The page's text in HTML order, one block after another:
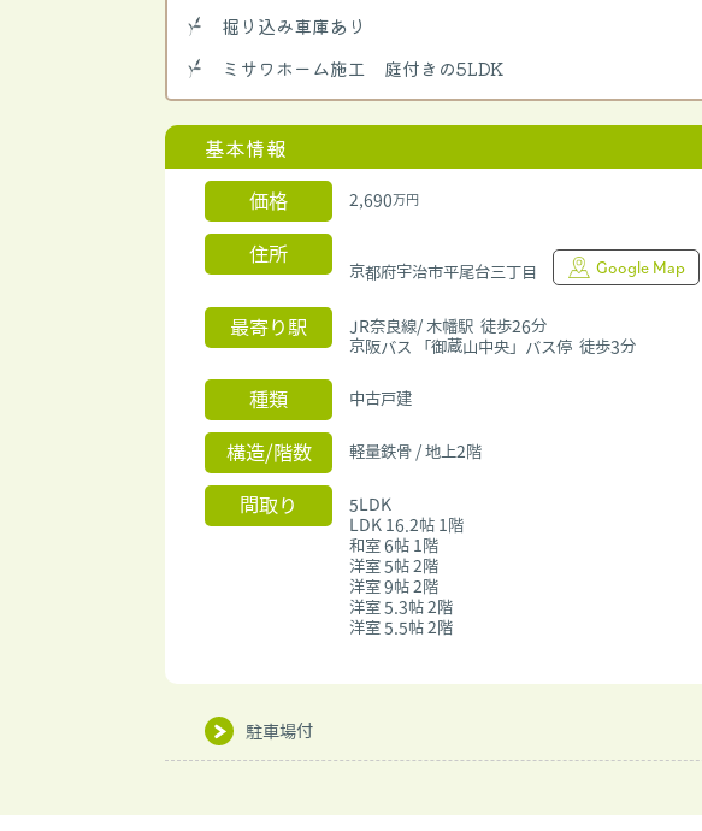
掘り込み車庫あり
ミサワホーム施工 庭付きの5LDK
基本情報
価格 2,690万円
住所
京都府宇治市平尾台三丁目 Google Map
最寄り駅
JR奈良線/ 木幡駅 徒歩26分
京阪バス 「御蔵山中央」バス停 徒歩3分
種類 中古戸建
構造/階数 軽量鉄骨 / 地上2階
間取り
5LDK
LDK 16.2帖 1階
和室 6帖 1階
洋室 5帖 2階
洋室 9帖 2階
洋室 5.3帖 2階
洋室 5.5帖 2階
駐車場付